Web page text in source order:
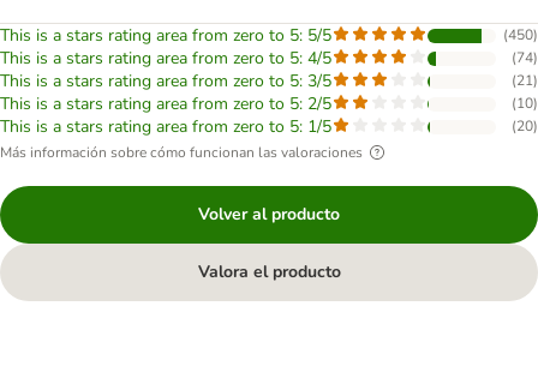
This is a stars rating area from zero to 5: 5/5 (450)
This is a stars rating area from zero to 5: 4/5 (74)
This is a stars rating area from zero to 5: 3/5 (21)
This is a stars rating area from zero to 5: 2/5 (10)
This is a stars rating area from zero to 5: 1/5 (20)
Más información sobre cómo funcionan las valoraciones
Volver al producto
Valora el producto